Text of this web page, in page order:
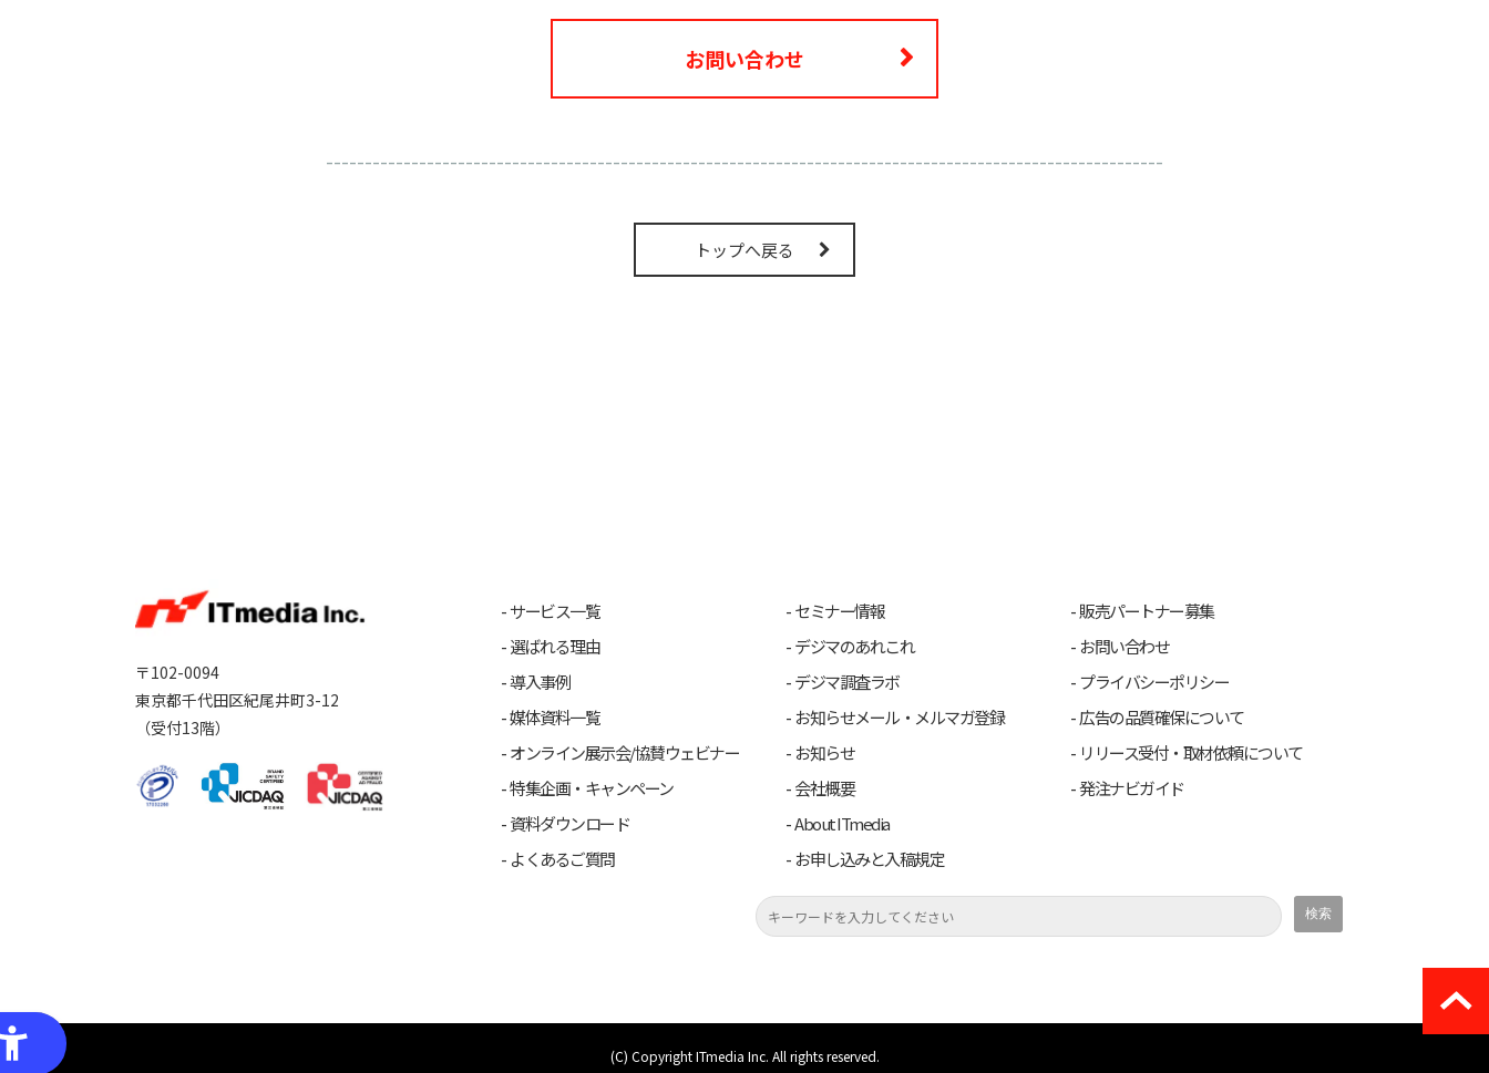
お問い合わせ
------------------------------------------------------------------------------------------------------------
トップへ戻る
〒102-0094
東京都千代田区紀尾井町3-12
（受付13階）
サービス一覧
選ばれる理由
導入事例
媒体資料一覧
オンライン展示会/協賛ウェビナー
特集企画・キャンペーン
資料ダウンロード
よくあるご質問
セミナー情報
デジマのあれこれ
デジマ調査ラボ
お知らせメール・メルマガ登録
お知らせ
会社概要
About ITmedia
お申し込みと入稿規定
販売パートナー募集
お問い合わせ
プライバシーポリシー
広告の品質確保について
リリース受付・取材依頼について
発注ナビガイド
(C) Copyright ITmedia Inc. All rights reserved.